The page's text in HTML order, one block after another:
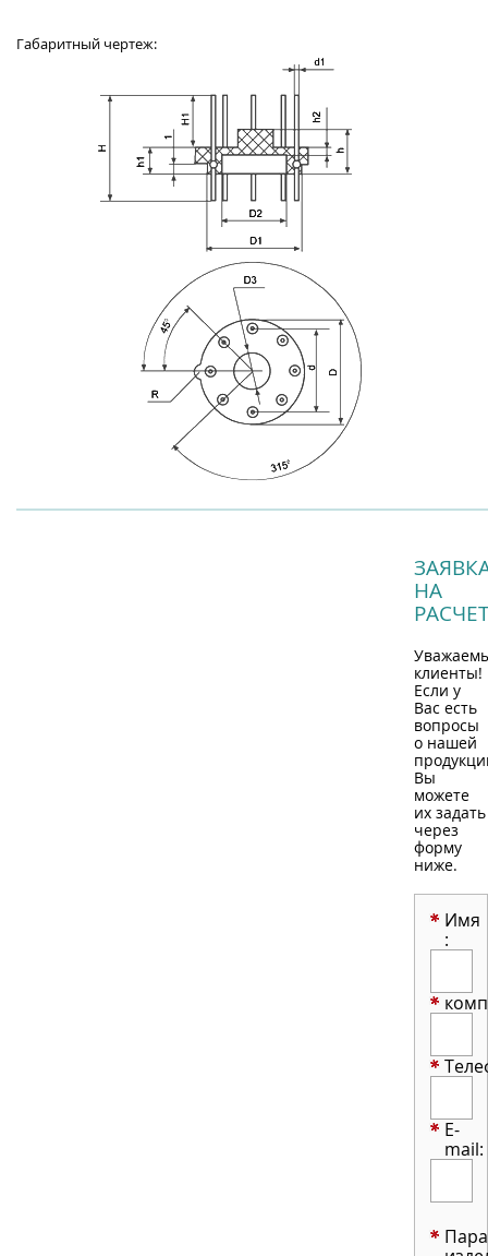
Габаритный чертеж:
НА
РАСЧЕТ
клиенты!
Если у
Вас есть
вопросы
о нашей
Вы
можете
их задать
через
форму
ниже.
Имя
:
E-
mail: